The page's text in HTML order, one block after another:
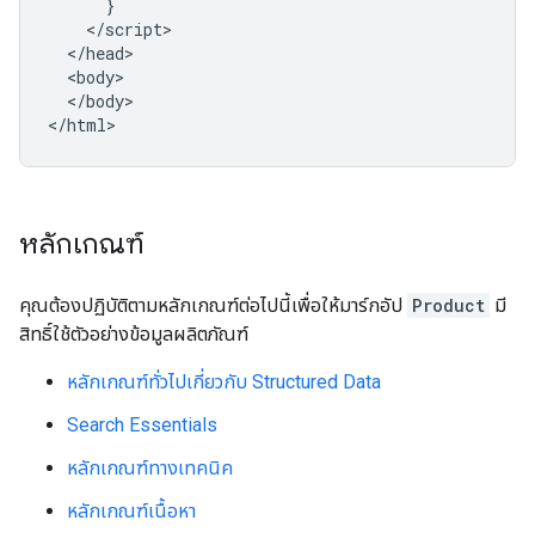
      }
    </script>
  </head>
  <body>
  </body>
</html>
หลักเกณฑ์
คุณต้องปฏิบัติตามหลักเกณฑ์ต่อไปนี้เพื่อให้มาร์กอัป Product มี
สิทธิ์ใช้ตัวอย่างข้อมูลผลิตภัณฑ์
หลักเกณฑ์ทั่วไปเกี่ยวกับ Structured Data
Search Essentials
หลักเกณฑ์ทางเทคนิค
หลักเกณฑ์เนื้อหา